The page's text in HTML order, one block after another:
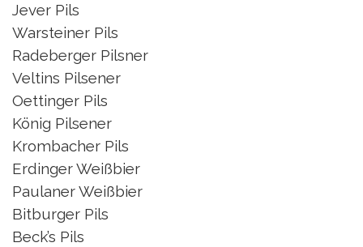
Jever Pils
Warsteiner Pils
Radeberger Pilsner
Veltins Pilsener
Oettinger Pils
König Pilsener
Krombacher Pils
Erdinger Weißbier
Paulaner Weißbier
Bitburger Pils
Beck’s Pils